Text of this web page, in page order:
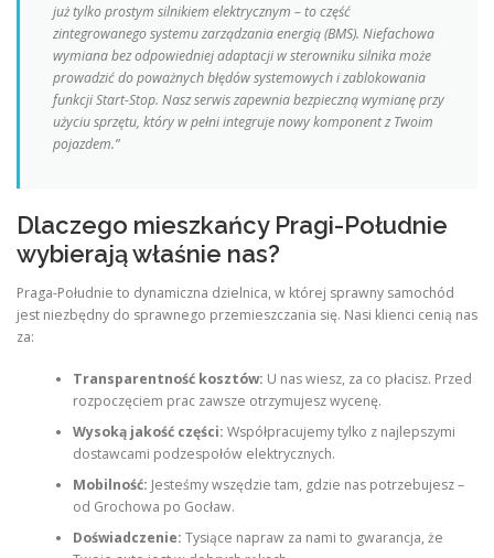
już tylko prostym silnikiem elektrycznym – to część
zintegrowanego systemu zarządzania energią (BMS). Niefachowa
wymiana bez odpowiedniej adaptacji w sterowniku silnika może
prowadzić do poważnych błędów systemowych i zablokowania
funkcji Start-Stop. Nasz serwis zapewnia bezpieczną wymianę przy
użyciu sprzętu, który w pełni integruje nowy komponent z Twoim
pojazdem.”
Dlaczego mieszkańcy Pragi-Południe
wybierają właśnie nas?
Praga-Południe to dynamiczna dzielnica, w której sprawny samochód
jest niezbędny do sprawnego przemieszczania się. Nasi klienci cenią nas
za:
Transparentność kosztów: U nas wiesz, za co płacisz. Przed
rozpoczęciem prac zawsze otrzymujesz wycenę.
Wysoką jakość części: Współpracujemy tylko z najlepszymi
dostawcami podzespołów elektrycznych.
Mobilność: Jesteśmy wszędzie tam, gdzie nas potrzebujesz –
od Grochowa po Gocław.
Doświadczenie: Tysiące napraw za nami to gwarancja, że